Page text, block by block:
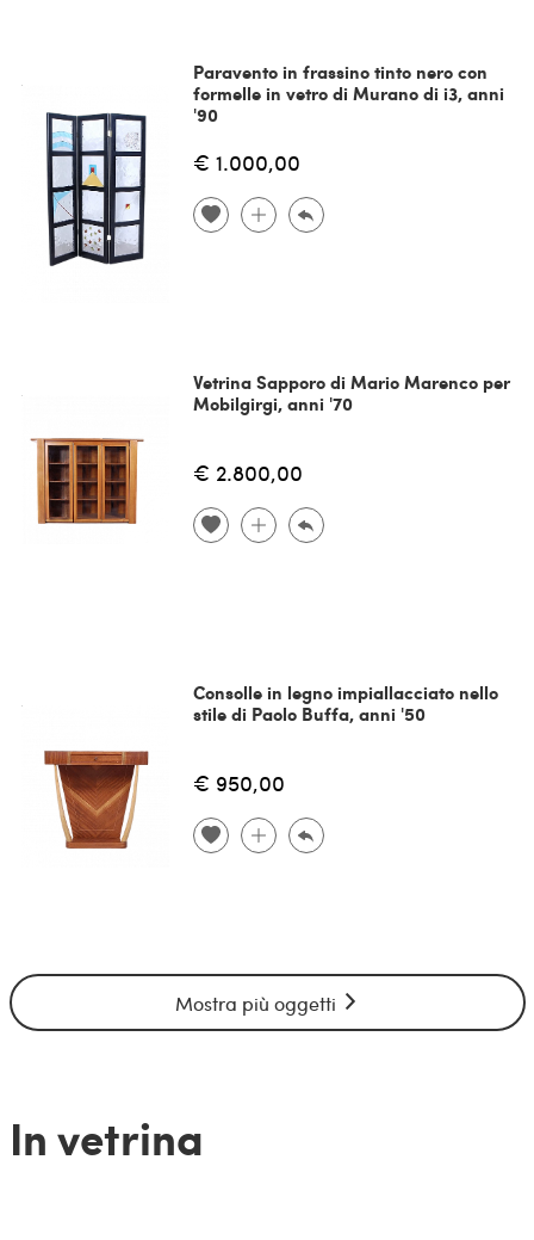
Paravento in frassino tinto nero con
formelle in vetro di Murano di i3, anni
'90
€ 1.000,00
Vetrina Sapporo di Mario Marenco per
Mobilgirgi, anni '70
€ 2.800,00
Consolle in legno impiallacciato nello
stile di Paolo Buffa, anni '50
€ 950,00
Mostra più oggetti
In vetrina